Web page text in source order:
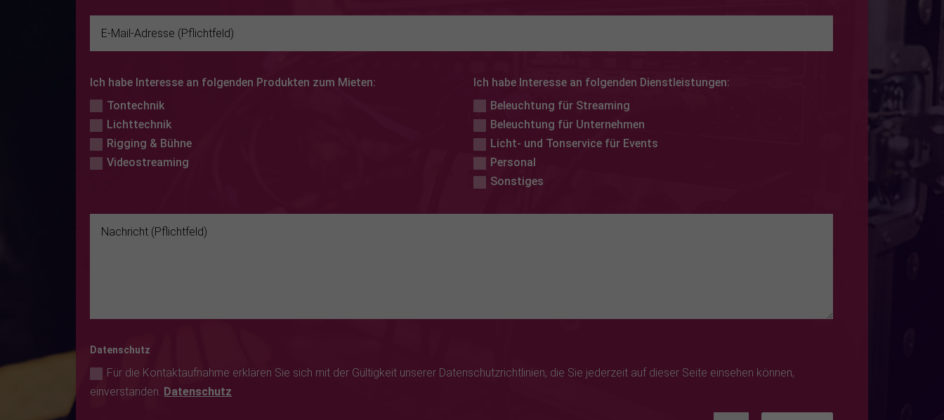
Ich habe Interesse an folgenden Produkten zum Mieten:
Tontechnik
Lichttechnik
Rigging & Bühne
Videostreaming
Ich habe Interesse an folgenden Dienstleistungen:
Beleuchtung für Streaming
Beleuchtung für Unternehmen
Licht- und Tonservice für Events
Personal
Sonstiges
Datenschutz
Für die Kontaktaufnahme erklären Sie sich mit der Gültigkeit unserer Datenschutzrichtlinien, die Sie jederzeit auf dieser Seite einsehen können,
einverstanden. Datenschutz